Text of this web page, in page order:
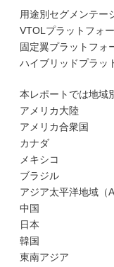
用途別セグメンテー
VTOLプラットフォ
固定翼プラットフォ
ハイブリッドプラッ
本レポートでは地域
アメリカ大陸
アメリカ合衆国
カナダ
メキシコ
ブラジル
アジア太平洋地域（
中国
日本
韓国
東南アジア